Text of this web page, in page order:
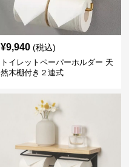
¥9,940 (税込)
トイレットペーパーホルダー 天
然木棚付き２連式